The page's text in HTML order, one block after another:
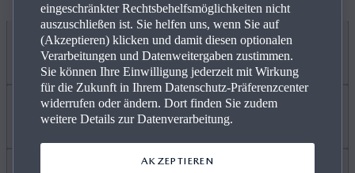
Jetzt entdecken
ANGEBOT PRIVAT
Mehr erfahren
eingeschränkter Rechtsbehelfsmöglichkeiten nicht
auszuschließen ist. Sie helfen uns, wenn Sie auf
(Akzeptieren) klicken und damit diesen optionalen
Verarbeitungen und Datenweitergaben zustimmen.
Sie können Ihre Einwilligung jederzeit mit Wirkung
für die Zukunft in Ihrem Datenschutz-Präferenzcenter
widerrufen oder ändern. Dort finden Sie zudem
weitere Details zur Datenverarbeitung.
AKZEPTIEREN